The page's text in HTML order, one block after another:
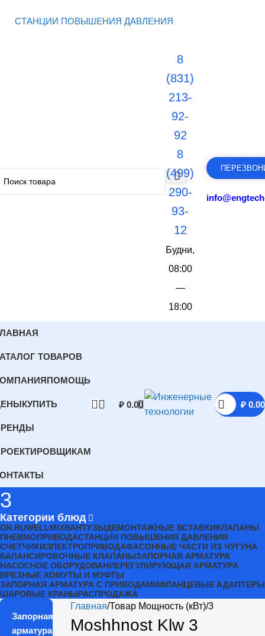
СТАНЦИИ ПОВЫШЕНИЯ ДАВЛЕНИЯ
8
(831)
213-
92-
92
8
(499)
290-
93-
12
Будни,
08:00
—
18:00
ТОВАРОВ
ПОМОЩЬ
КУПИТЬ ₽ 0.00 ₽ 0.00
3
Категории блюд
DN.RUWELLMIXВАНТУЗЫДЕМОНТАЖНЫЕ ВСТАВКИКЛАПАНЫ
ПНЕВМОПРИВОДАСТАНЦИИ ПОВЫШЕНИЯ ДАВЛЕНИЯ
СЧЕТЧИКИЭЛЕКТРОПРИВОДАФАСОННЫЕ ЧАСТИ ИЗ ЧУГУНА
БАЛАНСИРОВОЧНЫЕ КЛАПАНЫЗАПОРНАЯ АРМАТУРА
НАСОСНОЕ ОБОРУДОВАНИЕРЕГУЛИРУЮЩАЯ АРМАТУРА
ВРЕЗНЫЕ ХОМУТЫ И МУФТЫ
ЗАПОРНАЯ АРМАТУРА С ПРИВОДАМИФЛАНЦЕВЫЕ АДАПТЕРЫ
ШАРОВЫЕ КРАНЫРАСПРОДАЖА
Запорная
арматура
Главная Товар Мощность (кВт) 3
Moshhnost Klw 3